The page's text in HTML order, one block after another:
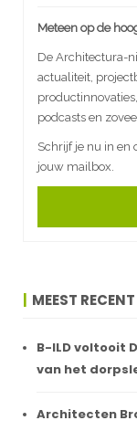
Meteen op de
De Architectura-
actualiteit,
podcasts en
Schrijf je nu in en
jouw mailbox.
MEEST RECENT
B-ILD voltooit
van het
Architecten